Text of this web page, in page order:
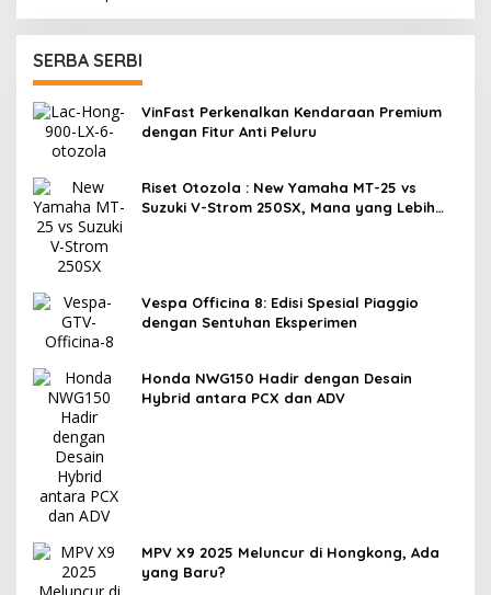
SERBA SERBI
VinFast Perkenalkan Kendaraan Premium
dengan Fitur Anti Peluru
Riset Otozola : New Yamaha MT-25 vs
Suzuki V-Strom 250SX, Mana yang Lebih
Vespa Officina 8: Edisi Spesial Piaggio
dengan Sentuhan Eksperimen
Honda NWG150 Hadir dengan Desain
Hybrid antara PCX dan ADV
MPV X9 2025 Meluncur di Hongkong, Ada
yang Baru?